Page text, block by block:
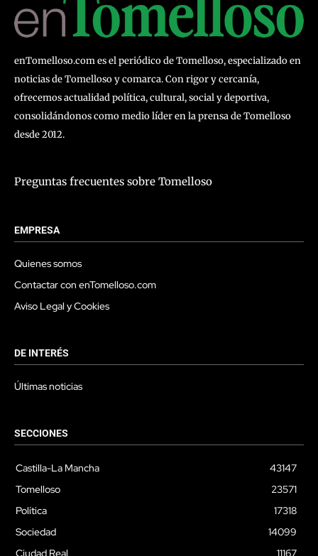
enTomelloso.com es el periódico de Tomelloso, especializado en
noticias de Tomelloso y comarca. Con rigor y cercanía,
ofrecemos actualidad política, cultural, social y deportiva,
consolidándonos como medio líder en la prensa de Tomelloso
desde 2012.
Preguntas frecuentes sobre Tomelloso
EMPRESA
Quienes somos
Contactar con enTomelloso.com
Aviso Legal y Cookies
DE INTERÉS
Últimas noticias
SECCIONES
Castilla-La Mancha
43147
Tomelloso
23571
Política
17318
Sociedad
14099
Ciudad Real
11167